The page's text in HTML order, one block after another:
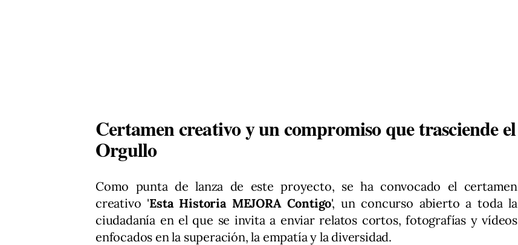
Certamen creativo y un compromiso que trasciende el
Orgullo
Como punta de lanza de este proyecto, se ha convocado el certamen
creativo 'Esta Historia MEJORA Contigo', un concurso abierto a toda la
ciudadanía en el que se invita a enviar relatos cortos, fotografías y vídeos
enfocados en la superación, la empatía y la diversidad.